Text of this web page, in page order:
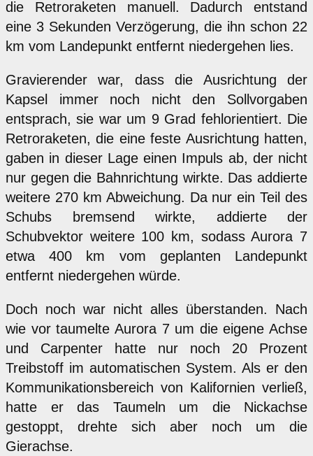
die Retroraketen manuell. Dadurch entstand
eine 3 Sekunden Verzögerung, die ihn schon 22
km vom Landepunkt entfernt niedergehen lies.
Gravierender war, dass die Ausrichtung der
Kapsel immer noch nicht den Sollvorgaben
entsprach, sie war um 9 Grad fehlorientiert. Die
Retroraketen, die eine feste Ausrichtung hatten,
gaben in dieser Lage einen Impuls ab, der nicht
nur gegen die Bahnrichtung wirkte. Das addierte
weitere 270 km Abweichung. Da nur ein Teil des
Schubs bremsend wirkte, addierte der
Schubvektor weitere 100 km, sodass Aurora 7
etwa 400 km vom geplanten Landepunkt
entfernt niedergehen würde.
Doch noch war nicht alles überstanden. Nach
wie vor taumelte Aurora 7 um die eigene Achse
und Carpenter hatte nur noch 20 Prozent
Treibstoff im automatischen System. Als er den
Kommunikationsbereich von Kalifornien verließ,
hatte er das Taumeln um die Nickachse
gestoppt, drehte sich aber noch um die
Gierachse.